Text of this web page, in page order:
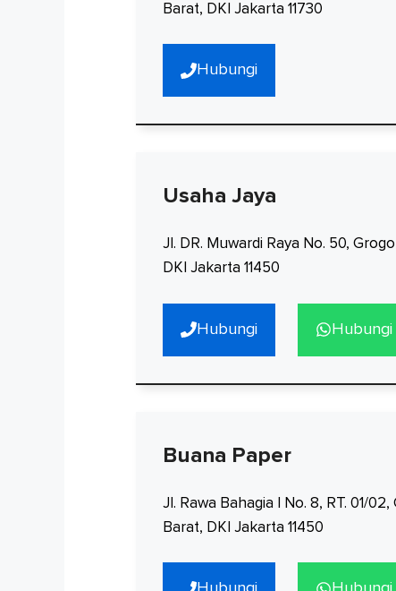
Barat, DKI Jakarta 11730
Hubungi
Usaha Jaya
Jl. DR. Muwardi Raya No. 50,
DKI Jakarta 11450
Hubungi Hubungi
Buana Paper
Jl. Rawa Bahagia I No. 8, RT. 01/
Barat, DKI Jakarta 11450